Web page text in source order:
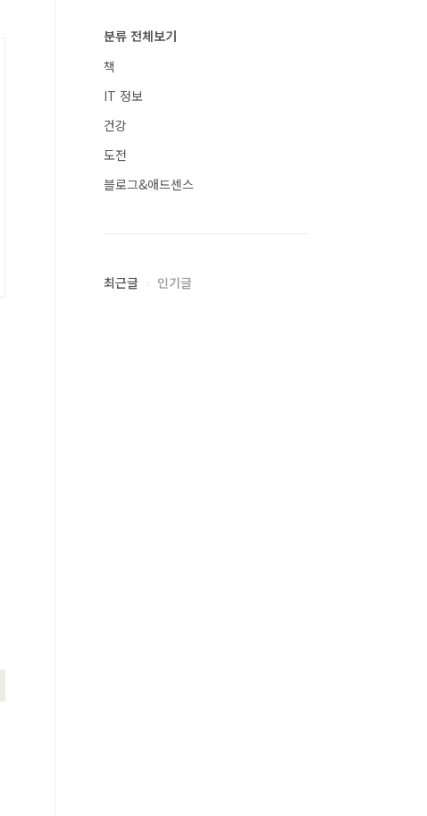
분류 전체보기
책
IT 정보
건강
도전
블로그&애드센스
최근글 인기글